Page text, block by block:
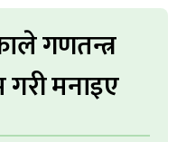
गणतन्त्र
गरी मनाइए